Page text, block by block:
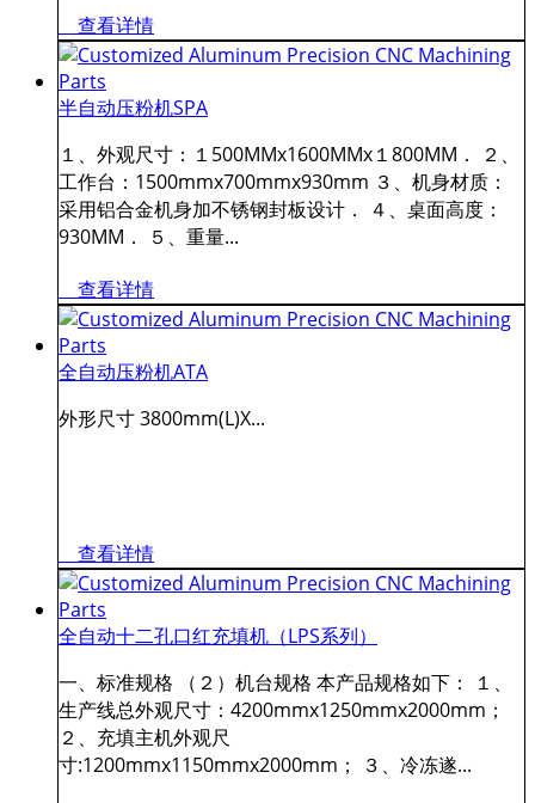
查看详情
半自动压粉机SPA
１、外观尺寸：１500MMx1600MMx１800MM． ２、
工作台：1500mmx700mmx930mm ３、机身材质：
采用铝合金机身加不锈钢封板设计． ４、桌面高度：
930MM． ５、重量...
查看详情
全自动压粉机ATA
外形尺寸 3800mm(L)X...
查看详情
全自动十二孔口红充填机（LPS系列）
一、标准规格 （２）机台规格 本产品规格如下： １、
生产线总外观尺寸：4200mmx1250mmx2000mm；
２、充填主机外观尺
寸:1200mmx1150mmx2000mm； ３、冷冻遂...